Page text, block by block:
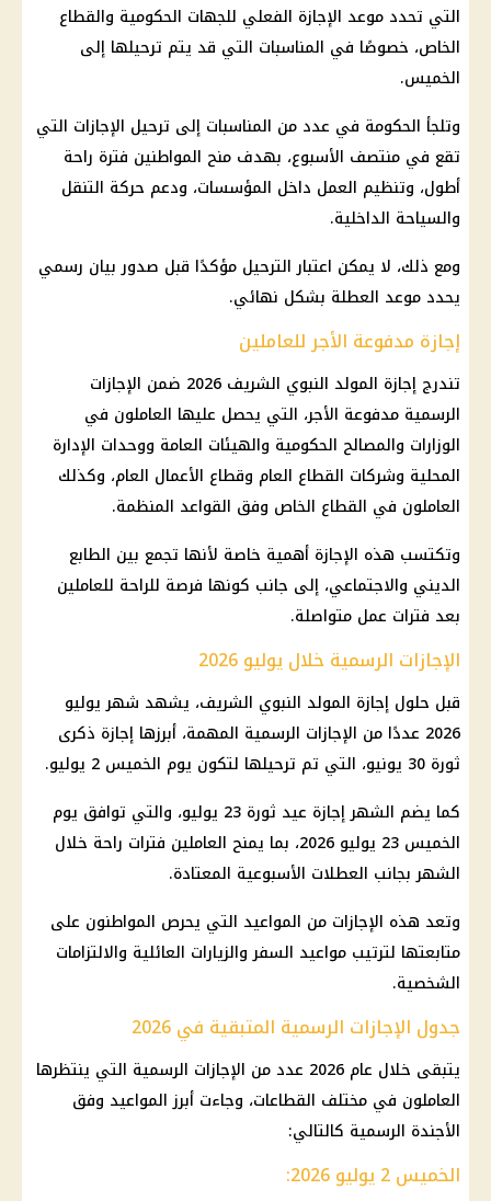
التي تحدد موعد الإجازة الفعلي للجهات الحكومية والقطاع
الخاص، خصوصًا في المناسبات التي قد يتم ترحيلها إلى
الخميس.
وتلجأ الحكومة في عدد من المناسبات إلى ترحيل الإجازات التي
تقع في منتصف الأسبوع، بهدف منح المواطنين فترة راحة
أطول، وتنظيم العمل داخل المؤسسات، ودعم حركة التنقل
والسياحة الداخلية.
ومع ذلك، لا يمكن اعتبار الترحيل مؤكدًا قبل صدور بيان رسمي
يحدد موعد العطلة بشكل نهائي.
إجازة مدفوعة الأجر للعاملين
تندرج إجازة المولد النبوي الشريف
الإجازات
الرسمية مدفوعة الأجر، التي يحصل عليها العاملون في
الوزارات والمصالح الحكومية والهيئات العامة ووحدات الإدارة
المحلية وشركات القطاع العام وقطاع الأعمال العام، وكذلك
العاملون في القطاع الخاص وفق القواعد المنظمة.
وتكتسب هذه الإجازة أهمية خاصة لأنها تجمع بين الطابع
الديني والاجتماعي، إلى جانب كونها فرصة للراحة للعاملين
بعد فترات عمل متواصلة.
الإجازات الرسمية خلال يوليو 2026
قبل حلول إجازة المولد النبوي الشريف، يشهد شهر يوليو
2026 عددًا من
الإجازات الرسمية المهمة، أبرزها إجازة ذكرى
ثورة 30 يونيو
، التي تم ترحيلها لتكون يوم الخميس 2 يوليو.
كما يضم الشهرإجازة
عيد ثورة 23 يوليو، والتي توافق يوم
الخميس 23 يوليو 2026، بما يمنح العاملين فترات راحة خلال
الشهر بجانب العطلات الأسبوعية المعتادة.
وتعد هذه الإجازات من المواعيد التي يحرص المواطنون على
متابعتها لترتيب مواعيد السفر والزيارات العائلية والالتزامات
الشخصية.
جدول الإجازات الرسمية المتبقية في 2026
يتبقى خلال عام 2026 عدد من الإجازات الرسمية التي ينتظرها
العاملون في مختلف القطاعات، وجاءت أبرز المواعيد وفق
الأجندة الرسمية كالتالي:
الخميس 2 يوليو 2026: